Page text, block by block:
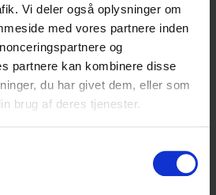
Vi deler også oplysninger om
med vores partnere inden
og
partnere kan kombinere disse
du har givet dem, eller som
brug af deres tjenester.